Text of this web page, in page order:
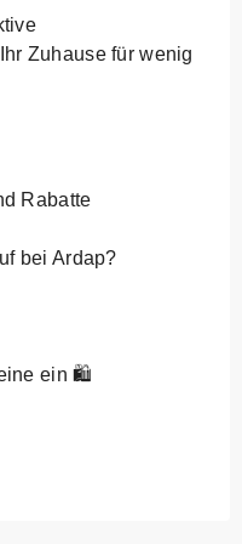
Zuhause für wenig
Rabatte
bei Ardap?
ein 🛍️